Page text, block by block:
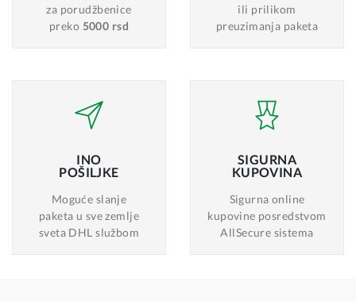
za porudžbenice
preko 5000 rsd
ili prilikom
preuzimanja paketa
INO
POŠILJKE
Moguće slanje
paketa u sve zemlje
sveta DHL službom
SIGURNA
KUPOVINA
Sigurna online
kupovine posredstvom
AllSecure sistema